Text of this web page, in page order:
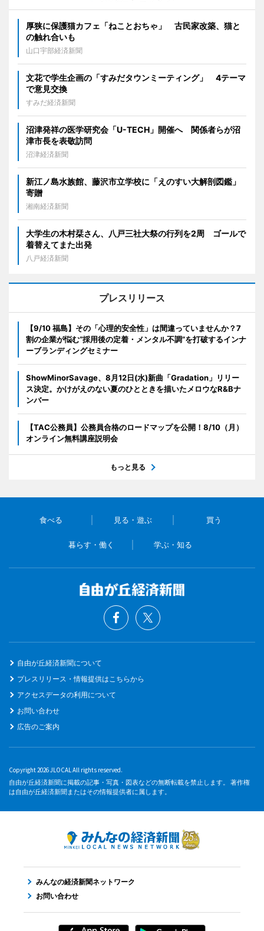
厚狭に保護猫カフェ「ねことおちゃ」 古民家改築、猫と
の触れ合いも
山口宇部経済新聞
文花で学生企画の「すみだタウンミーティング」 4テーマ
で意見交換
すみだ経済新聞
沼津発祥の医学研究会「U-TECH」開催へ 関係者らが沼
津市長を表敬訪問
沼津経済新聞
新江ノ島水族館、藤沢市立学校に「えのすい大解剖図鑑」
寄贈
湘南経済新聞
大学生の木村栞さん、八戸三社大祭の行列を2周 ゴールで
着替えてまた出発
八戸経済新聞
プレスリリース
【9/10 福島】その「心理的安全性」は間違っていませんか？7
割の企業が悩む“採用後の定着・メンタル不調”を打破するインナ
ーブランディングセミナー
ShowMinorSavage、8月12日(水)新曲「Gradation」リリー
ス決定。かけがえのない夏のひとときを描いたメロウなR&Bナ
ンバー
【TAC公務員】公務員合格のロードマップを公開！8/10（月）
オンライン無料講座説明会
もっと見る
食べる 見る・遊ぶ 買う
暮らす・働く 学ぶ・知る
自由が丘経済新聞について
プレスリリース・情報提供はこちらから
アクセスデータの利用について
お問い合わせ
広告のご案内
Copyright 2026 JLOCAL All rights reserved.
自由が丘経済新聞に掲載の記事・写真・図表などの無断転載を禁止します。 著作権
は自由が丘経済新聞またはその情報提供者に属します。
みんなの経済新聞ネットワーク
お問い合わせ